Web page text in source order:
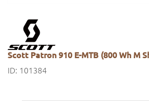
Scott Patron 910 E-MTB (800 Wh M
ID: 101384